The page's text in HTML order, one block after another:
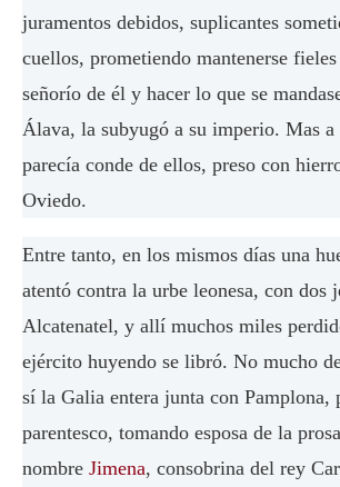
juramentos debidos, suplicantes
cuellos, prometiendo mantenerse
señorío de él y hacer lo que se
Álava, la subyugó a su imperio. Mas a
parecía conde de ellos, preso con
Oviedo.
Entre tanto, en los mismos días una
atentó contra la urbe leonesa, con dos
Alcatenatel, y allí muchos miles
ejército huyendo se libró. No mucho
sí la Galia entera junta con Pamplona,
parentesco, tomando esposa de la
nombre Jimena, consobrina del rey